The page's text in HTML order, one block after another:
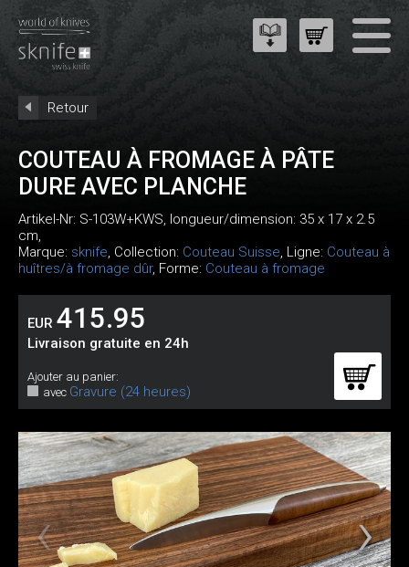
Retour
COUTEAU À FROMAGE À PÂTE
DURE AVEC PLANCHE
Artikel-Nr: S-103W+KWS, longueur/dimension: 35 x 17 x 2.5
cm,
Marque: sknife, Collection: Couteau Suisse, Ligne: Couteau à
huîtres/à fromage dûr, Forme: Couteau à fromage
EUR 415.95
Livraison gratuite en 24h
Ajouter au panier:
avec Gravure (24 heures)